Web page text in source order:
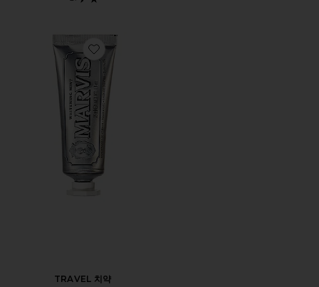
Favorite TRAVEL 치약
TRAVEL 치약